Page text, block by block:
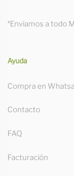
*Enviamos a todo
Ayuda
Compra en
Contacto
FAQ
Facturación